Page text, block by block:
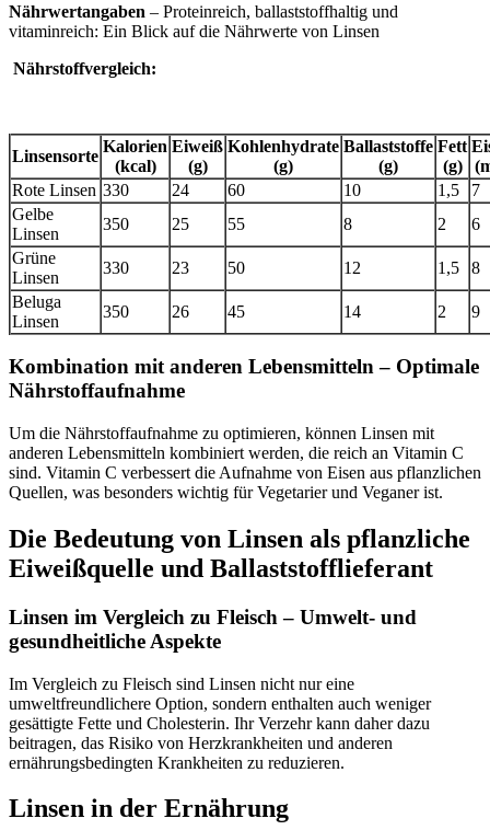
Nährwertangaben – Proteinreich, ballaststoffhaltig und
vitaminreich: Ein Blick auf die Nährwerte von Linsen
Nährstoffvergleich:
Linsensorte
Kalorien
(kcal)
Eiweiß
(g)
Kohlenhydrate
(g)
Ballaststoffe
(g)
Fett
(g)
Rote Linsen 330 24 60 10 1,5
7
Gelbe
Linsen
350 25 55 8 2
6
Grüne
Linsen
330 23 50 12 1,5
8
Beluga
Linsen
350 26 45 14 2 9
Kombination mit anderen Lebensmitteln – Optimale
Nährstoffaufnahme
Um die Nährstoffaufnahme zu optimieren, können Linsen mit
anderen Lebensmitteln kombiniert werden, die reich an Vitamin C
sind. Vitamin C verbessert die Aufnahme von Eisen aus pflanzlichen
Quellen, was besonders wichtig für Vegetarier und Veganer ist.
Die Bedeutung von Linsen als pflanzliche
Eiweißquelle und Ballaststofflieferant
Linsen im Vergleich zu Fleisch – Umwelt- und
gesundheitliche Aspekte
Im Vergleich zu Fleisch sind Linsen nicht nur eine
umweltfreundlichere Option, sondern enthalten auch weniger
gesättigte Fette und Cholesterin. Ihr Verzehr kann daher dazu
beitragen, das Risiko von Herzkrankheiten und anderen
ernährungsbedingten Krankheiten zu reduzieren.
Linsen in der Ernährung